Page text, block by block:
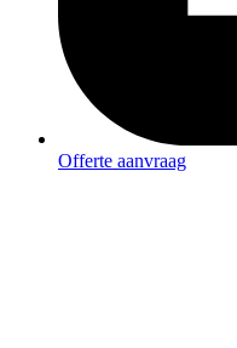
Offerte aanvraag